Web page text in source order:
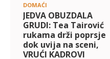
DOMAĆI
JEDVA OBUZDALA
GRUDI: Tea Tairović
rukama drži poprsje
dok uvija na sceni,
VRUĆI KADROVI